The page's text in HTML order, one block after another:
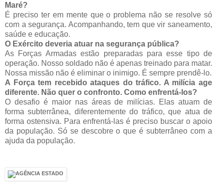
Maré?
É preciso ter em mente que o problema não se resolve só
com a segurança. Acompanhando, tem que vir saneamento,
saúde e educação.
O Exército deveria atuar na segurança pública?
As Forças Armadas estão preparadas para esse tipo de
operação. Nosso soldado não é apenas treinado para matar.
Nossa missão não é eliminar o inimigo. É sempre prendê-lo.
A Força tem recebido ataques do tráfico. A milícia age
diferente. Não quer o confronto. Como enfrentá-los?
O desafio é maior nas áreas de milícias. Elas atuam de
forma subterrânea, diferentemente do tráfico, que atua de
forma ostensiva. Para enfrentá-las é preciso buscar o apoio
da população. Só se descobre o que é subterrâneo com a
ajuda da população.